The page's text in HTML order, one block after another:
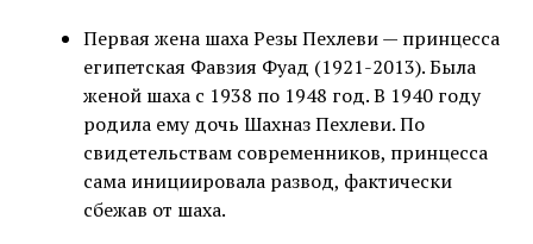
Первая жена шаха Резы Пехлеви — принцесса
египетская Фавзия Фуад (1921-2013). Была
женой шаха с 1938 по 1948 год. В 1940 году
родила ему дочь Шахназ Пехлеви. По
свидетельствам современников, принцесса
сама инициировала развод, фактически
сбежав от шаха.